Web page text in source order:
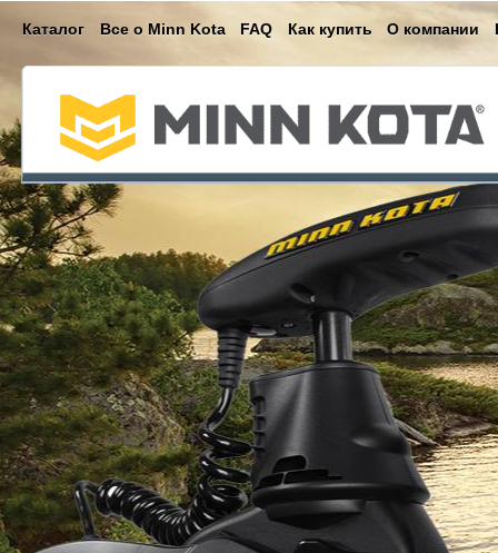
Каталог Все о Minn Kota FAQ Как купить О компании